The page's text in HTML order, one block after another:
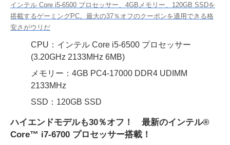
インテル Core i5-6500 プロセッサー、4GBメモリー、120GB SSDを
搭載するゲーミングPC。最大の37％オフのクーポンを適用できる格
安さがウリだ
CPU：インテル Core i5-6500 プロセッサー
(3.20GHz 2133MHz 6MB)
メモリー：4GB PC4-17000 DDR4 UDIMM
2133MHz
SSD：120GB SSD
ハイエンドモデルも30％オフ！ 最新のインテル®
Core™ i7-6700 プロセッサー搭載！